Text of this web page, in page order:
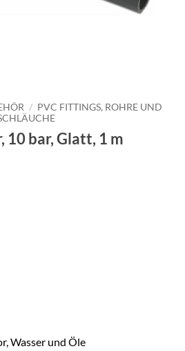
/ PVC FITTINGS, ROHRE UND
10 bar, Glatt, 1 m
Wasser und Öle